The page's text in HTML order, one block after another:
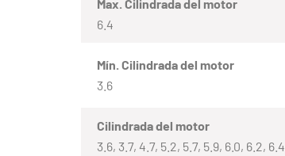
Max. Cilindrada del motor
6.4
Mín. Cilindrada del motor
3.6
Cilindrada del motor
3.6, 3.7, 4.7, 5.2, 5.7, 5.9, 6.0, 6.2, 6.4